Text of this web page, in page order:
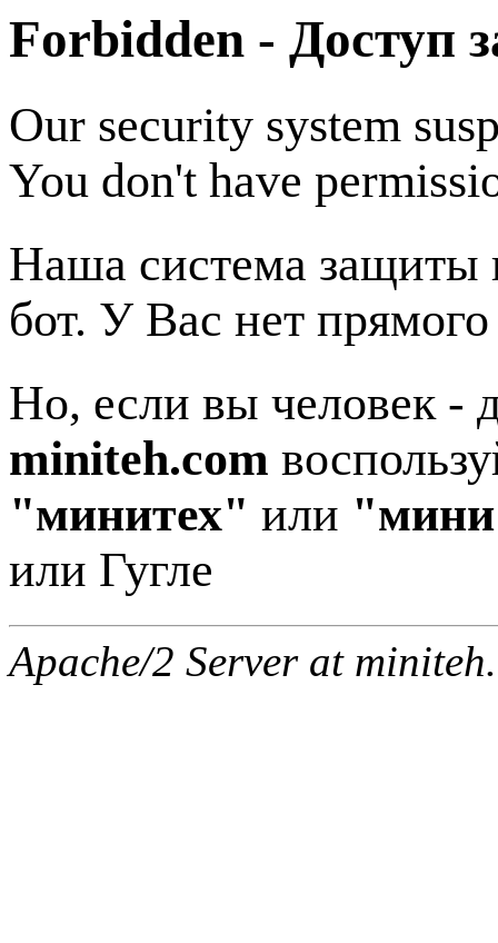
Forbidden - Доступ
Our security system
You don't have
Наша система защиты
бот. У Вас нет
Но, если вы человек -
miniteh.com
"минитех" или "мини
или Гугле
Apache/2 Server at